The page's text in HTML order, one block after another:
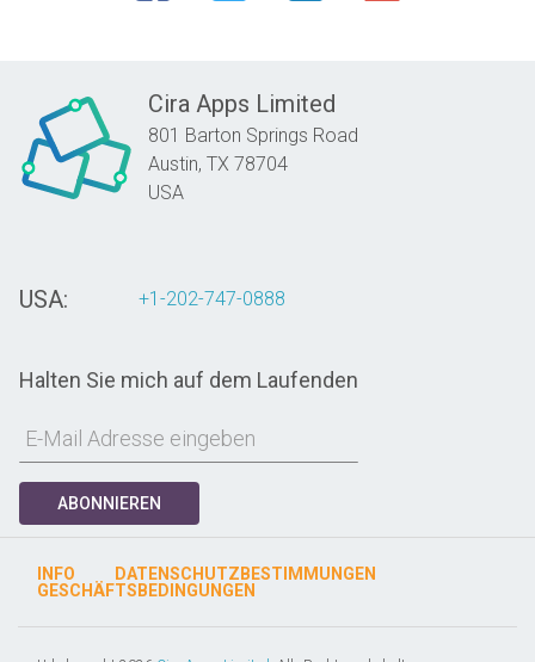
Cira Apps Limited
801 Barton Springs Road
Austin, TX 78704
USA
USA: +1-202-747-0888
Halten Sie mich auf dem Laufenden
ABONNIEREN
INFO
DATENSCHUTZBESTIMMUNGEN
GESCHÄFTSBEDINGUNGEN